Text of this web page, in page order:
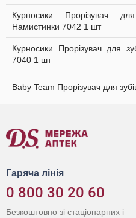
Курносики Прорізувач
Намистинки 7042 1 шт
Курносики Прорізувач для
7040 1 шт
Baby Team Прорізувач для
Гаряча лінія
0 800 30 20 60
Безкоштовно зі стаціонарних і